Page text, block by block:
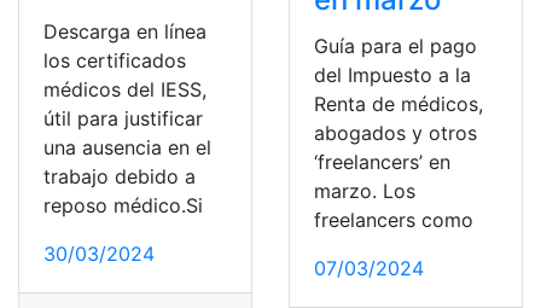
Descarga en línea
los certificados
médicos del IESS,
útil para justificar
una ausencia en el
trabajo debido a
reposo médico.Si
30/03/2024
Guía para el pago
del Impuesto a la
Renta de médicos,
abogados y otros
‘freelancers’ en
marzo. Los
freelancers como
07/03/2024